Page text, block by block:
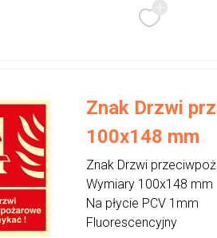
Znak Drzwi
100x148 mm
Znak Drzwi
Wymiary 100x148 mm
Na płycie PCV 1mm
Fluorescencyjny